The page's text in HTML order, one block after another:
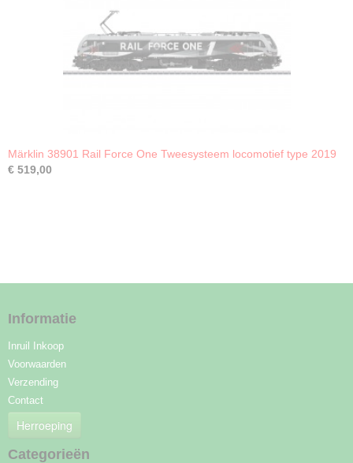
Märklin 38901 Rail Force One Tweesysteem locomotief type 2019
€ 519,00
Informatie
Inruil Inkoop
Voorwaarden
Verzending
Contact
Herroeping
Categorieën